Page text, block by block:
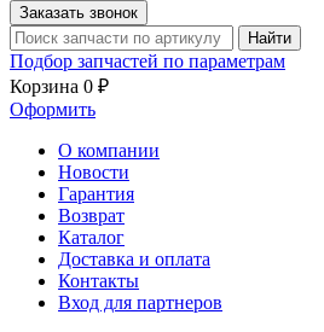
Заказать звонок
Найти
Подбор запчастей по параметрам
Корзина 0 ₽
Оформить
О компании
Новости
Гарантия
Возврат
Каталог
Доставка и оплата
Контакты
Вход для партнеров